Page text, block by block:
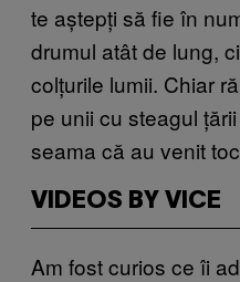
te aștepți să fie în
drumul atât de lung,
colțurile lumii. Chiar
pe unii cu steagul
seama că au venit
VIDEOS BY VICE
Am fost curios ce îi